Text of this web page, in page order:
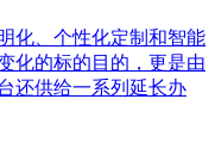
化、个性化定制和智能
化的标的目的，更是由
还供给一系列延长办